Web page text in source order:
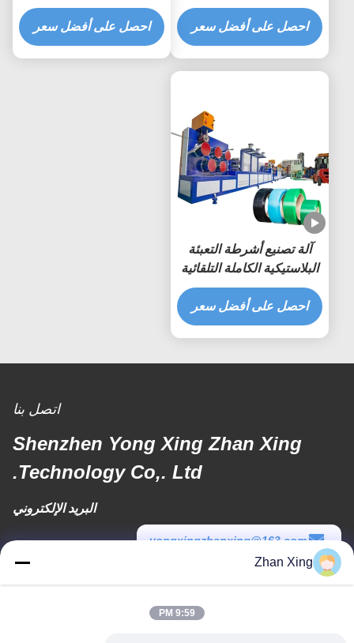
خط إخراج الشريط PET
احصل على أفضل سعر
0.4-1.5mm
احصل على أفضل سعر
آلة تصنيع أشرطة التعبئة
البلاستيكية الكاملة التلقائية
احصل على أفضل سعر
اتصل بنا
Shenzhen Yong Xing Zhan Xing
Technology Co,. Ltd.
البريد الإلكتروني
yongxingzhanxing@163.com
Zhan Xing
9:59 PM